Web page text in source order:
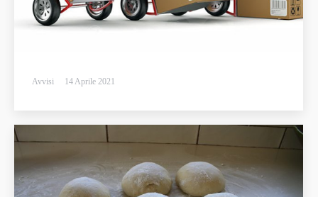
Avvisi 14 Aprile 2021